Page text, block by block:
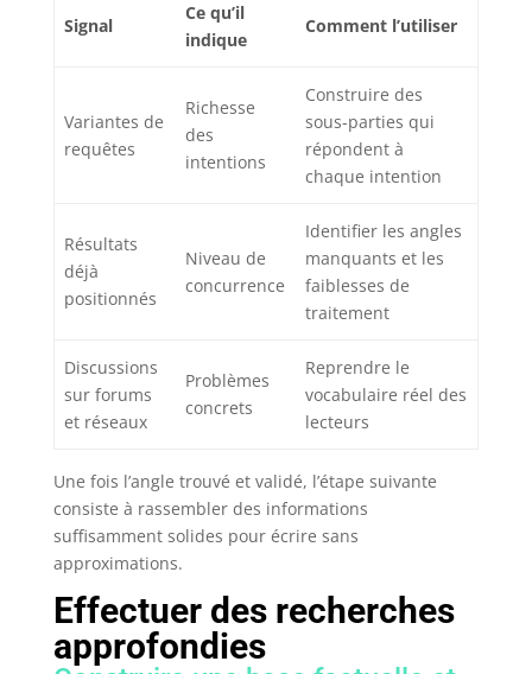
Signal
Ce qu’il
indique
Comment l’utiliser
Variantes de
requêtes
Richesse
des
intentions
Construire des
sous-parties qui
répondent à
chaque intention
Résultats
déjà
positionnés
Niveau de
concurrence
Identifier les angles
manquants et les
faiblesses de
traitement
Discussions
sur forums
et réseaux
Problèmes
concrets
Reprendre le
vocabulaire réel des
lecteurs
Une fois l’angle trouvé et validé, l’étape suivante
consiste à rassembler des informations
suffisamment solides pour écrire sans
approximations.
Effectuer des recherches
approfondies